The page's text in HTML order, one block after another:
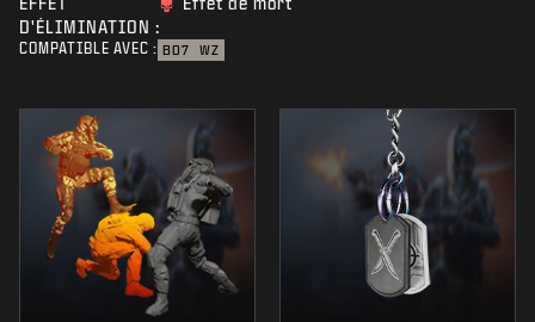
D'ÉLIMINATION :
COMPATIBLE AVEC : BO7 WZ